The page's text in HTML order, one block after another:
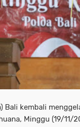
Bali kembali
Minggu (19/11/